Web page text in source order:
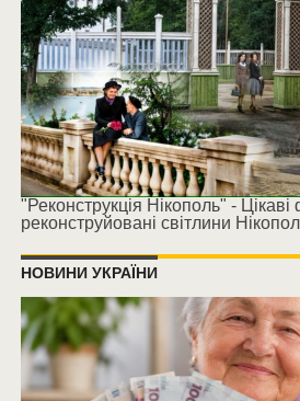
"Реконструкція Нікополь" - Цікаві
реконструйовані світлини
НОВИНИ УКРАЇНИ